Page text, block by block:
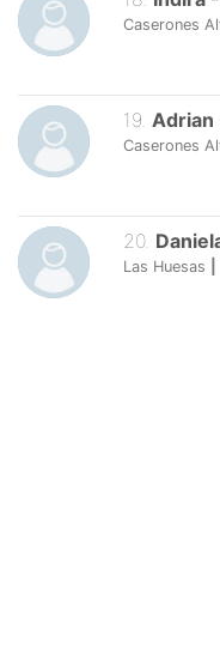
Caserones
19. Adrian
Caserones
20.
Las Huesas